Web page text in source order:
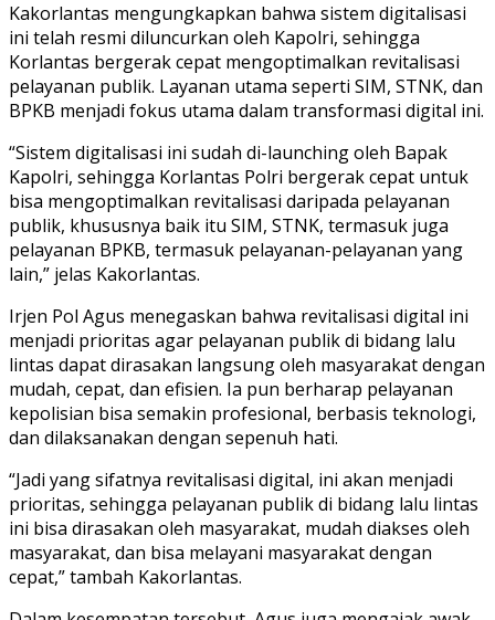
Kakorlantas mengungkapkan bahwa sistem digitalisasi
ini telah resmi diluncurkan oleh Kapolri, sehingga
Korlantas bergerak cepat mengoptimalkan revitalisasi
pelayanan publik. Layanan utama seperti SIM, STNK, dan
BPKB menjadi fokus utama dalam transformasi digital ini.
“Sistem digitalisasi ini sudah di-launching oleh Bapak
Kapolri, sehingga Korlantas Polri bergerak cepat untuk
bisa mengoptimalkan revitalisasi daripada pelayanan
publik, khususnya baik itu SIM, STNK, termasuk juga
pelayanan BPKB, termasuk pelayanan-pelayanan yang
lain,” jelas Kakorlantas.
Irjen Pol Agus menegaskan bahwa revitalisasi digital ini
menjadi prioritas agar pelayanan publik di bidang lalu
lintas dapat dirasakan langsung oleh masyarakat dengan
mudah, cepat, dan efisien. Ia pun berharap pelayanan
kepolisian bisa semakin profesional, berbasis teknologi,
dan dilaksanakan dengan sepenuh hati.
“Jadi yang sifatnya revitalisasi digital, ini akan menjadi
prioritas, sehingga pelayanan publik di bidang lalu lintas
ini bisa dirasakan oleh masyarakat, mudah diakses oleh
masyarakat, dan bisa melayani masyarakat dengan
cepat,” tambah Kakorlantas.